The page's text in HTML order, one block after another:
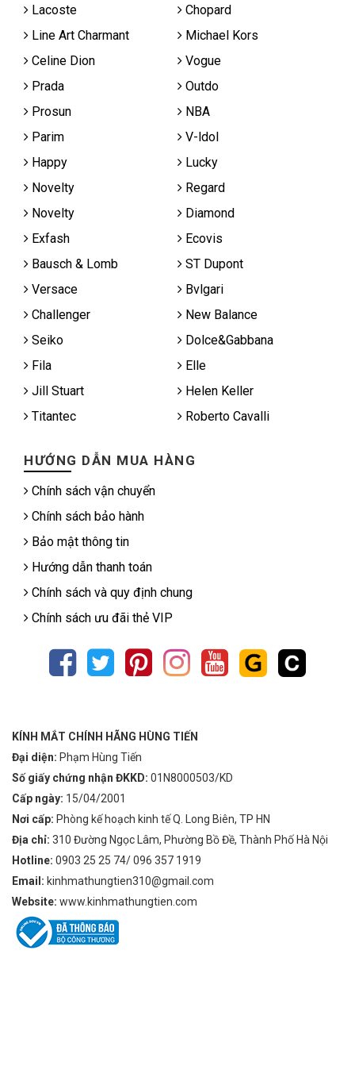
Lacoste
Chopard
Line Art Charmant
Michael Kors
Celine Dion
Vogue
Prada
Outdo
Prosun
NBA
Parim
V-ldol
Happy
Lucky
Novelty
Regard
Novelty
Diamond
Exfash
Ecovis
Bausch & Lomb
ST Dupont
Versace
Bvlgari
Challenger
New Balance
Seiko
Dolce&Gabbana
Fila
Elle
Jill Stuart
Helen Keller
Titantec
Roberto Cavalli
HƯỚNG DẪN MUA HÀNG
Chính sách vận chuyển
Chính sách bảo hành
Bảo mật thông tin
Hướng dẫn thanh toán
Chính sách và quy định chung
Chính sách ưu đãi thẻ VIP
KÍNH MẮT CHÍNH HÃNG HÙNG TIẾN
Đại diện: Phạm Hùng Tiến
Số giấy chứng nhận ĐKKD: 01N8000503/KD
Cấp ngày: 15/04/2001
Nơi cấp: Phòng kế hoạch kinh tế Q. Long Biên, TP HN
Địa chỉ: 310 Đường Ngọc Lâm, Phường Bồ Đề, Thành Phố Hà Nội
Hotline: 0903 25 25 74/ 096 357 1919
Email: kinhmathungtien310@gmail.com
Website: www.kinhmathungtien.com